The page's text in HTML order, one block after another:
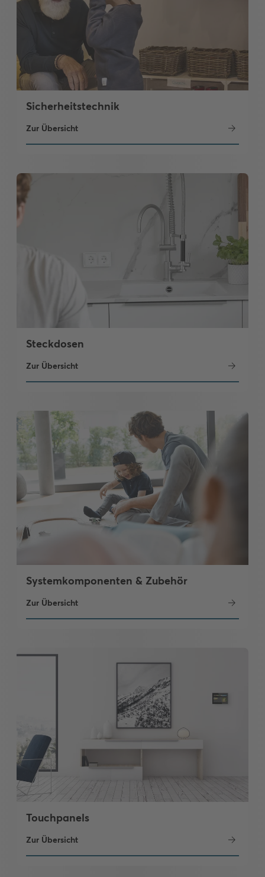
Sicherheitstechnik
Zur Übersicht
Steckdosen
Zur Übersicht
Systemkomponenten & Zubehör
Zur Übersicht
Touchpanels
Zur Übersicht